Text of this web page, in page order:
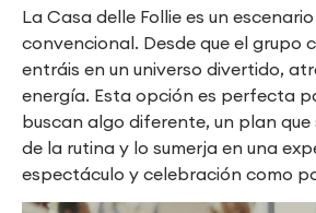
La Casa delle Follie es un
convencional. Desde que el grupo
entráis en un universo divertido,
energía. Esta opción es perfecta
buscan algo diferente, un plan que
de la rutina y lo sumerja en una
espectáculo y celebración como